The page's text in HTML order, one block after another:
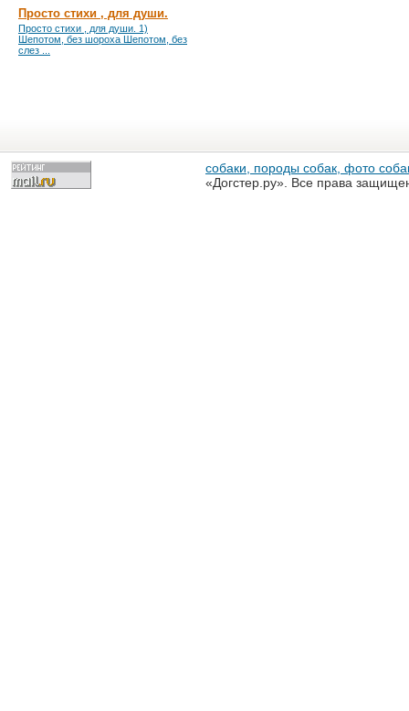
Просто стихи , для души.
Просто стихи , для души. 1)
Шепотом, без шороха Шепотом, без
слез ...
собаки, породы собак, фото
«Догстер.ру». Все права